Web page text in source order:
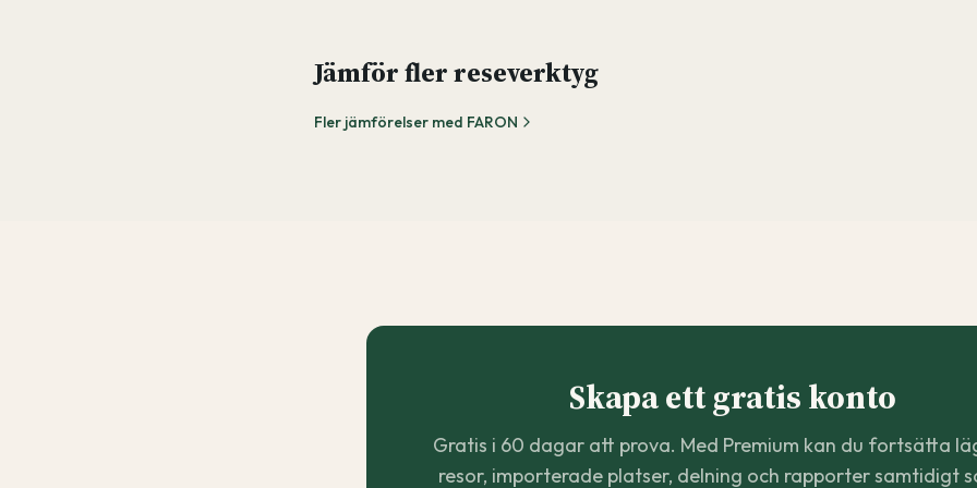
Jämför fler reseverktyg
Fler jämförelser med FARON
Skapa ett gratis konto
Gratis i 60 dagar att prova. Med Premium kan du fortsätta
resor, importerade platser, delning och rapporter samtidigt